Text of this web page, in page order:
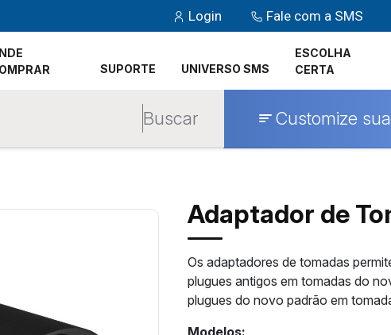
Login Fale com a SMS
SUPORTE UNIVERSO SMS
ESCOLHA
CERTA
Buscar Customize
Adaptador de
Os adaptadores de tomadas
plugues antigos em tomadas do
plugues do novo padrão em
Modelos: